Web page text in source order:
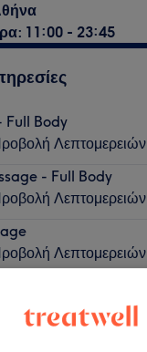
11:00 - 23:45
Full Body
Λεπτομερειών
- Full Body
Λεπτομερειών
Λεπτομερειών
Προβολή Λεπτομερειών